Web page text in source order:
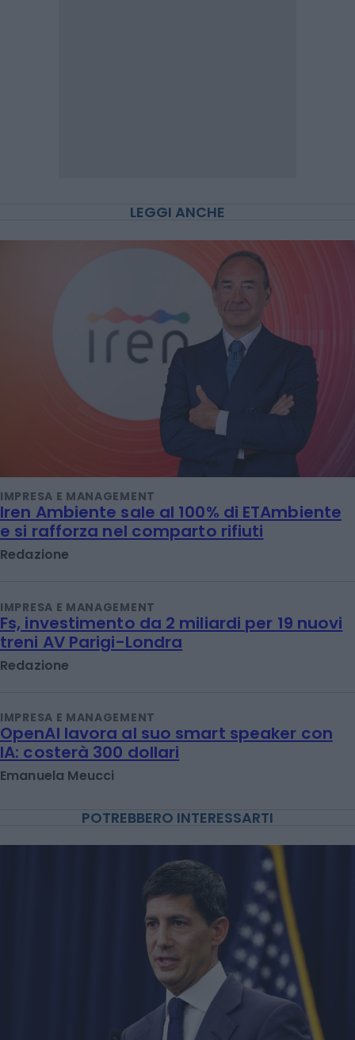
LEGGI ANCHE
IMPRESA E MANAGEMENT
Iren Ambiente sale al 100% di ETAmbiente
e si rafforza nel comparto rifiuti
Redazione
IMPRESA E MANAGEMENT
Fs, investimento da 2 miliardi per 19 nuovi
treni AV Parigi-Londra
Redazione
IMPRESA E MANAGEMENT
OpenAI lavora al suo smart speaker con
IA: costerà 300 dollari
Emanuela Meucci
POTREBBERO INTERESSARTI